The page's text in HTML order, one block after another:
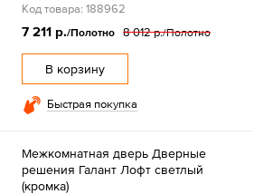
Код товара: 188962
7 211 р./Полотно 8 012 р./Полотно
В корзину
Быстрая покупка
Межкомнатная дверь Дверные
решения Галант Лофт светлый
(кромка)